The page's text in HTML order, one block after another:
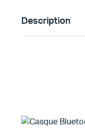
Description